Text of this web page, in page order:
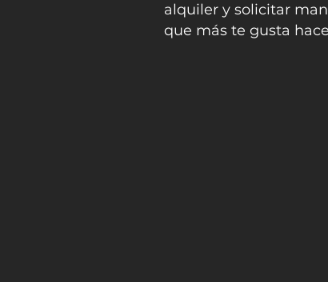
alquiler y solicitar
que más te gusta